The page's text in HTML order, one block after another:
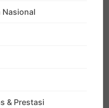
Nasional
& Prestasi